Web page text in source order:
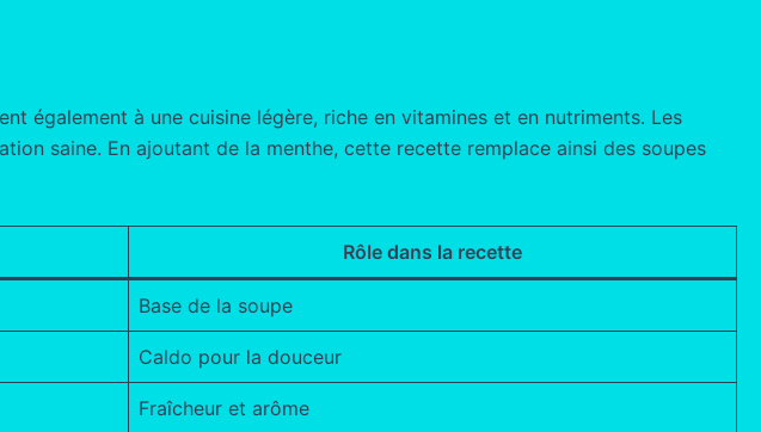
également à une cuisine légère, riche en vitamines et en nutriments. Les
saine. En ajoutant de la menthe, cette recette remplace ainsi des soupes
Rôle dans la recette
Base de la soupe
Caldo pour la douceur
Fraîcheur et arôme